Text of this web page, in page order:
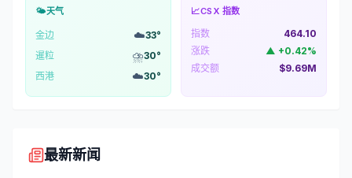
🌤️天气
金边 ☁️33°
暹粒
⛈️30°
西港
☁️30°
📈CSX 指数
指数
464.10
涨跌
▲ +0.42%
成交额
$9.69M
最新新闻